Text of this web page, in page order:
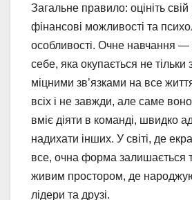
Загальне правило: оцініть
фінансові можливості та
особливості. Очне навчання —
себе, яка окупається не
міцними зв’язками на все
всіх і не завжди, але саме
вміє діяти в команді, швидко
надихати інших. У світі, де
все, очна форма залишається
живим простором, де
лідери та друзі.